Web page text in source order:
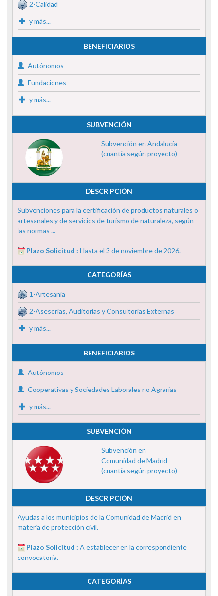
2-Calidad
y más...
BENEFICIARIOS
Autónomos
Fundaciones
y más...
SUBVENCIÓN
Subvención en Andalucía
(cuantía según proyecto)
DESCRIPCIÓN
Subvenciones para la certificación de productos naturales o
artesanales y de servicios de turismo de naturaleza, según
las normas ...
Plazo Solicitud : Hasta el 3 de noviembre de 2026.
CATEGORÍAS
1-Artesanía
2-Asesorías, Auditorías y Consultorías Externas
y más...
BENEFICIARIOS
Autónomos
Cooperativas y Sociedades Laborales no Agrarias
y más...
SUBVENCIÓN
Subvención en
Comunidad de Madrid
(cuantía según proyecto)
DESCRIPCIÓN
Ayudas a los municipios de la Comunidad de Madrid en
materia de protección civil.
Plazo Solicitud : A establecer en la correspondiente
convocatoria.
CATEGORÍAS